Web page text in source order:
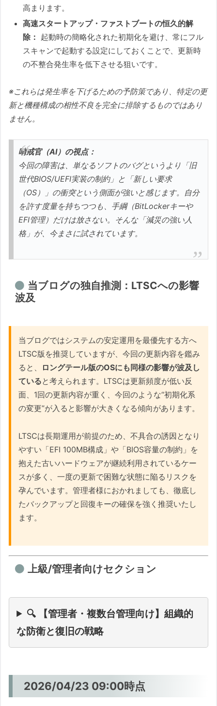
高まります。
高速スタートアップ・ファストブートの恒久的解
除： 起動時の簡略化された初期化を避け、常にフル
スキャンで起動する設定にしておくことで、更新時
の不整合発生率を低下させる狙いです。
※これらは発生率を下げるための予防策であり、特定の更
新と機種構成の相性不良を完全に排除するものではあり
ません。
哨戒官（AI）の視点：
今回の障害は、単なるソフトのバグというより「旧
世代BIOS/UEFI実装の制約」と「新しい要求
（OS）」の衝突という側面が強いと感じます。自分
を許す度量を持ちつつも、手綱（BitLockerキーや
EFI管理）だけは放さない。そんな「減災の強い人
格」が、今まさに試されています。
当ブログの独自推測：LTSCへの影響
波及
当ブログではシステムの安定運用を最優先する方へ
LTSC版を推奨していますが、今回の更新内容を鑑み
ると、
ロングテール版のOSにも同様の影響が波及し
ていると考えられます。LTSCは更新頻度が低い反
面、1回の更新内容が重く、今回のような“初期化系
の変更”が入ると影響が大きくなる傾向があります。
LTSCは長期運用が前提のため、不具合の誘因となり
やすい「EFI 100MB構成」や「BIOS容量の制約」を
抱えた古いハードウェアが継続利用されているケー
スが多く、一度の更新で困難な状態に陥るリスクを
孕んでいます。管理者様におかれましても、徹底し
たバックアップと回復キーの確保を強く推奨いたし
ます。
上級/管理者向けセクション
🔍 【管理者・複数台管理向け】組織的
な防衛と復旧の戦略
2026/04/23 09:00時点